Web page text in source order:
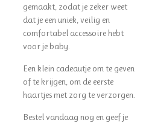
gemaakt, zodat je zeker weet
dat je een uniek, veilig en
comfortabel accessoire hebt
voor je baby.
Een klein cadeautje om te geven
of te krijgen, om de eerste
haartjes met zorg te verzorgen.
Bestel vandaag nog en geef je